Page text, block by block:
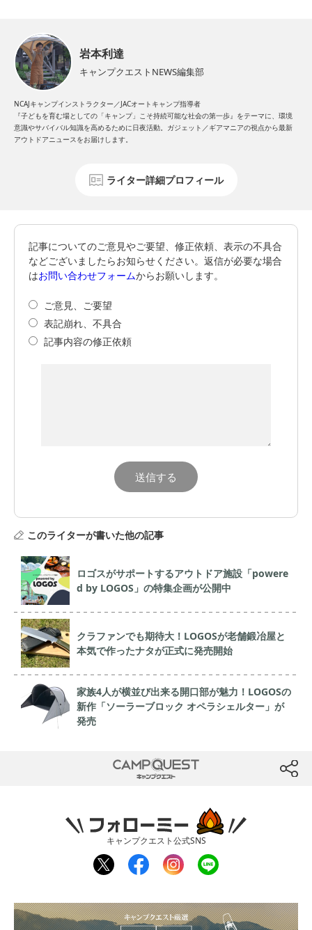
岩本利達
キャンプクエストNEWS編集部
NCAJキャンプインストラクター／JACオートキャンプ指導者
『子どもを育む場としての「キャンプ」こそ持続可能な社会の第一歩』をテーマに、環境
意識やサバイバル知識を高めるために日夜活動。ガジェット／ギアマニアの視点から最新
アウトドアニュースをお届けします。
ライター詳細プロフィール
記事についてのご意見やご要望、修正依頼、表示の不具合
などございましたらお知らせください。返信が必要な場合
はお問い合わせフォームからお願いします。
ご意見、ご要望
表記崩れ、不具合
記事内容の修正依頼
このライターが書いた他の記事
ロゴスがサポートするアウトドア施設「powere
d by LOGOS」の特集企画が公開中
クラファンでも期待大！LOGOSが老舗鍛冶屋と
本気で作ったナタが正式に発売開始
家族4人が横並び出来る開口部が魅力！LOGOSの
新作「ソーラーブロック オペラシェルター」が
発売
btn
CAMP QUEST
フォローミー
キャンプクエスト公式SNS
twit
ter
fac
ebo
inst
agr
line